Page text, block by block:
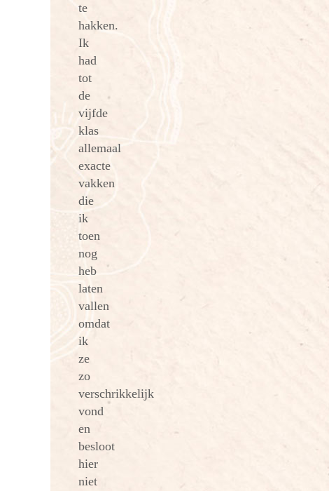
te
hakken.
Ik
had
tot
de
vijfde
klas
allemaal
exacte
vakken
die
ik
toen
nog
heb
laten
vallen
omdat
ik
ze
zo
verschrikkelijk
vond
en
besloot
hier
niet